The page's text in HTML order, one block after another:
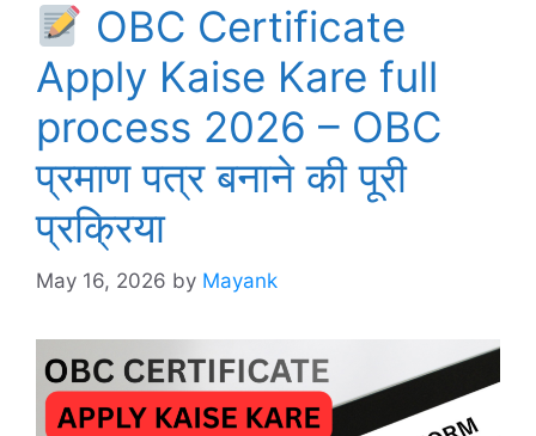
OBC Certificate
Apply Kaise Kare full
process 2026 – OBC
प्रमाण पत्र बनाने की पूरी
प्रक्रिया
May 16, 2026 by Mayank